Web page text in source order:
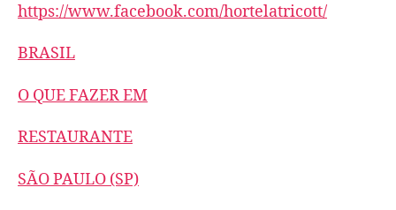
https://www.facebook.com/hortelatricott/
BRASIL
O QUE FAZER EM
RESTAURANTE
SÃO PAULO (SP)